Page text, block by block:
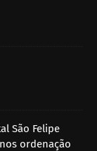
São Felipe
ordenação